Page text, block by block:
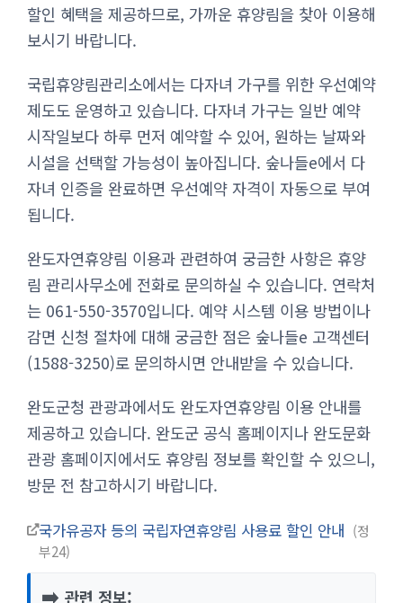
할인 혜택을 제공하므로, 가까운 휴양림을 찾아 이용해
보시기 바랍니다.
국립휴양림관리소에서는 다자녀 가구를 위한 우선예약
제도도 운영하고 있습니다. 다자녀 가구는 일반 예약
시작일보다 하루 먼저 예약할 수 있어, 원하는 날짜와
시설을 선택할 가능성이 높아집니다. 숲나들e에서 다
자녀 인증을 완료하면 우선예약 자격이 자동으로 부여
됩니다.
완도자연휴양림 이용과 관련하여 궁금한 사항은 휴양
림 관리사무소에 전화로 문의하실 수 있습니다. 연락처
는 061-550-3570입니다. 예약 시스템 이용 방법이나
감면 신청 절차에 대해 궁금한 점은 숲나들e 고객센터
(1588-3250)로 문의하시면 안내받을 수 있습니다.
완도군청 관광과에서도 완도자연휴양림 이용 안내를
제공하고 있습니다. 완도군 공식 홈페이지나 완도문화
관광 홈페이지에서도 휴양림 정보를 확인할 수 있으니,
방문 전 참고하시기 바랍니다.
국가유공자 등의 국립자연휴양림 사용료 할인 안내
정
부24
➡️ 관련 정보: